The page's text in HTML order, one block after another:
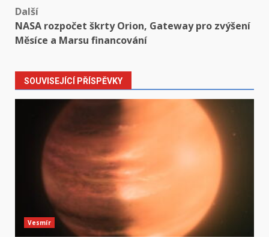
Další
NASA rozpočet škrty Orion, Gateway pro zvýšení
Měsíce a Marsu financování
SOUVISEJÍCÍ PŘÍSPĚVKY
Vesmír